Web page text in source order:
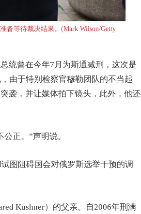
备等待裁决结果。(Mark Wilson/Getty
统曾在今年7月为斯通减刑，这次是
由于特别检察官穆勒团队的不当起
袭，并让媒体拍下镜头，此外，他还
正。”声明说。
图阻碍国会对俄罗斯选举干预的调
Kushner）的父亲。自2006年刑满